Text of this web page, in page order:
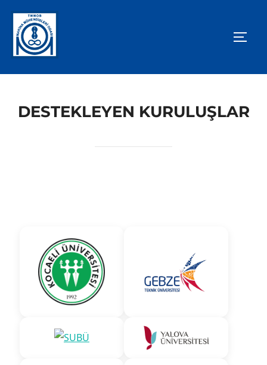
DESTEKLEYEN KURULUŞLAR